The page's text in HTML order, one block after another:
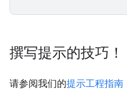
撰写提示的技巧！
请参阅我们的提示工程指南